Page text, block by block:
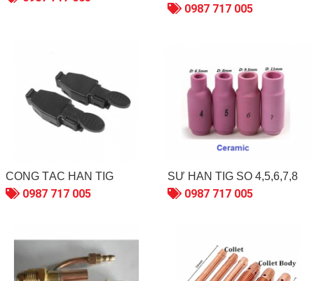
0987 717 005
CÔNG TẮC HÀN TIG
0987 717 005
SỨ HÀN TIG SỐ 4,5,6,7,8
0987 717 005